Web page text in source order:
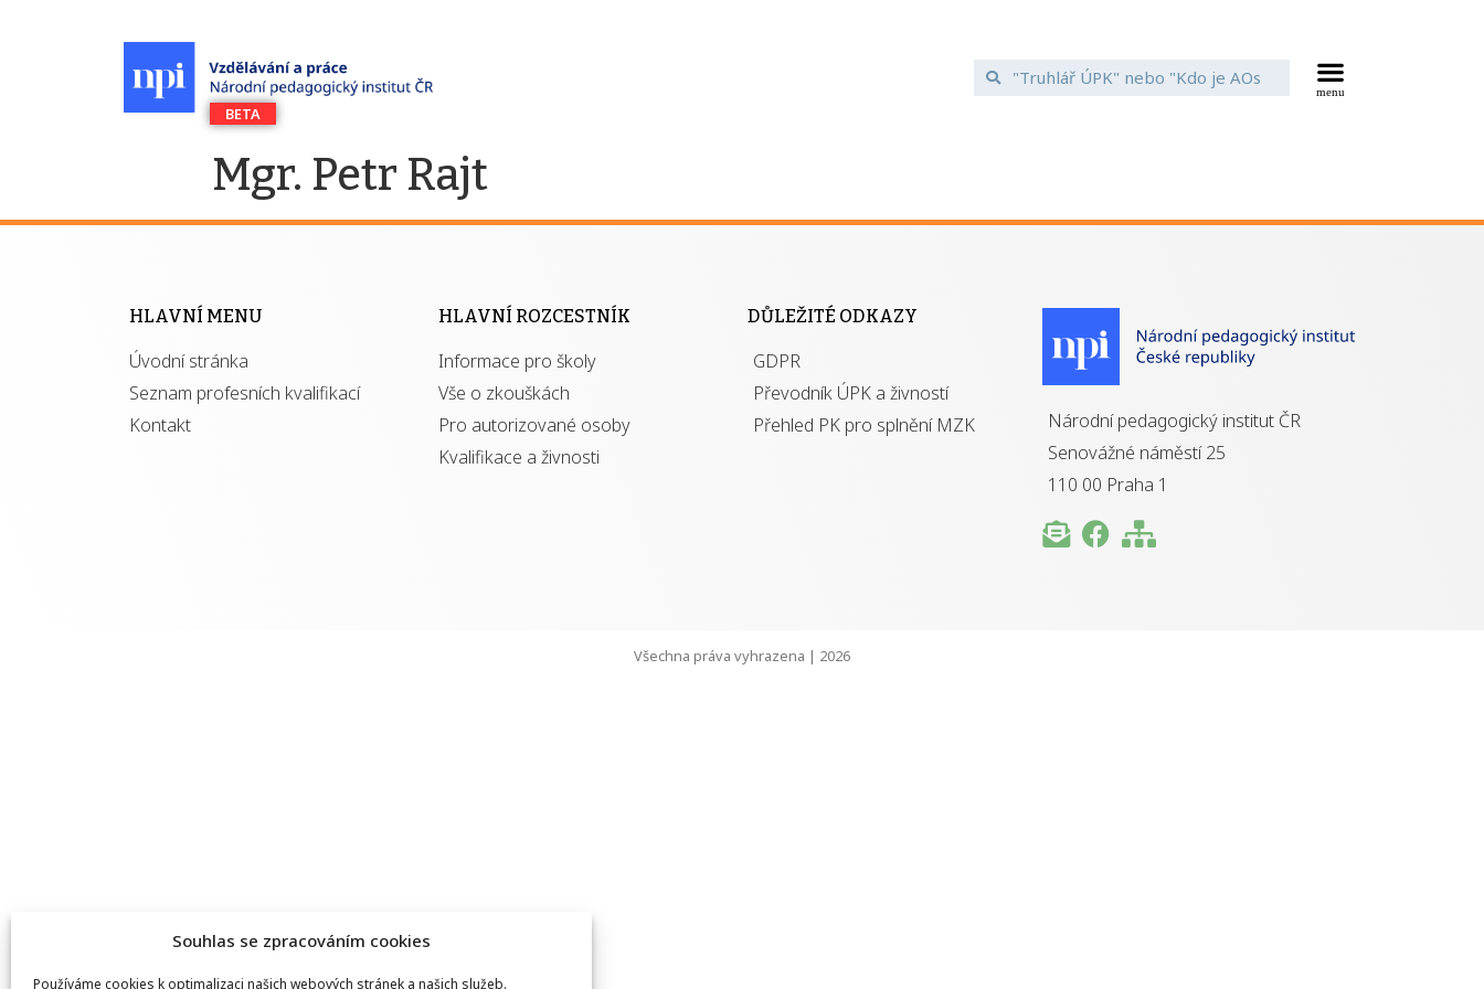
Souhlas se zpracováním cookies
Používáme cookies k optimalizaci našich webových stránek a našich služeb.
Mgr. Petr Rajt
HLAVNÍ MENU
Úvodní stránka
Seznam profesních kvalifikací
Kontakt
HLAVNÍ ROZCESTNÍK
Informace pro školy
Vše o zkouškách
Pro autorizované osoby
Kvalifikace a živnosti
DŮLEŽITÉ ODKAZY
GDPR
Převodník ÚPK a živností
Přehled PK pro splnění MZK
Národní pedagogický institut ČR
Senovážné náměstí 25
110 00 Praha 1
Všechna práva vyhrazena | 2026